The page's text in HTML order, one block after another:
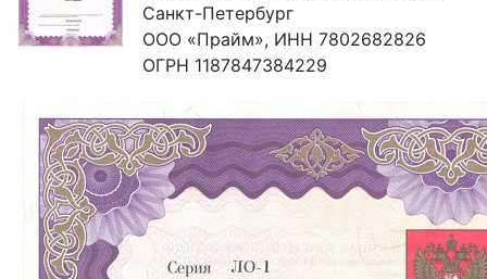
Санкт-Петербург
ООО «Прайм», ИНН 7802682826
ОГРН 1187847384229